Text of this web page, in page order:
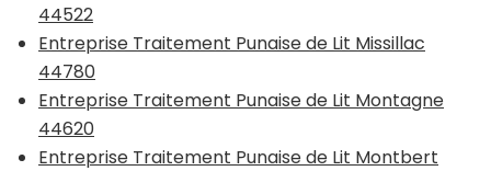
44522
Entreprise Traitement Punaise de Lit Missillac
44780
Entreprise Traitement Punaise de Lit Montagne
44620
Entreprise Traitement Punaise de Lit Montbert